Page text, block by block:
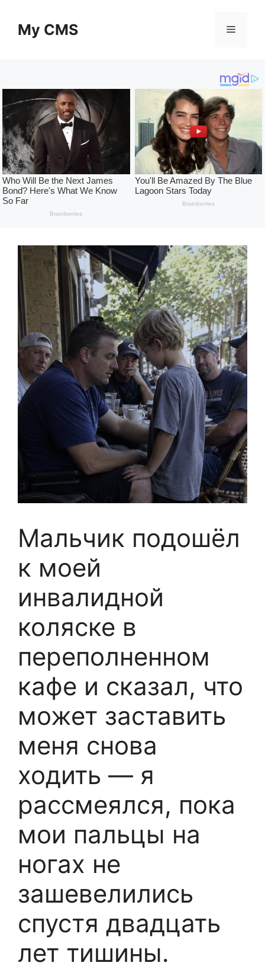
contentMy CMS Menu
Мальчик подошёл
к моей
инвалидной
коляске в
переполненном
кафе и сказал, что
может заставить
меня снова
ходить — я
рассмеялся, пока
мои пальцы на
ногах не
зашевелились
спустя двадцать
лет тишины.